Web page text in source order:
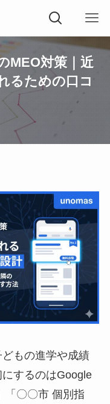
MEO対策｜近
るための口コ
もの進学や成績
するのはGoogle
「〇〇市 個別指